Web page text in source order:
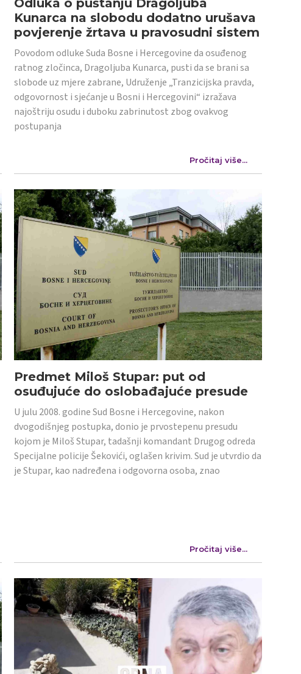
Kunarca na slobodu dodatno urušava
povjerenje žrtava u pravosudni sistem
Povodom odluke Suda Bosne i Hercegovine da osuđenog
ratnog zločinca, Dragoljuba Kunarca, pusti da se brani sa
slobode uz mjere zabrane, Udruženje „Tranzicijska pravda,
odgovornost i sjećanje u Bosni i Hercegovini“ izražava
najoštriju osudu i duboku zabrinutost zbog ovakvog
postupanja
Pročitaj više...
Predmet Miloš Stupar: put od
osuđujuće do oslobađajuće presude
U julu 2008. godine Sud Bosne i Hercegovine, nakon
dvogodišnjeg postupka, donio je prvostepenu presudu
kojom je Miloš Stupar, tadašnji komandant Drugog odreda
Specijalne policije Šekovići, oglašen krivim. Sud je utvrdio da
je Stupar, kao nadređena i odgovorna osoba, znao
Pročitaj više...